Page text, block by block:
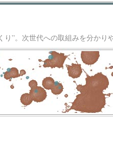
”。次世代への取組みを分かり